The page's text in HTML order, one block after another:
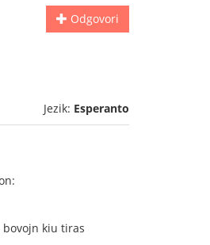
Odgovori
Jezik: Esperanto
bovojn kiu tiras